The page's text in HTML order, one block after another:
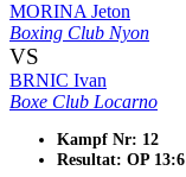
MORINA Jeton
Boxing Club Nyon
VS
BRNIC Ivan
Boxe Club Locarno
Kampf Nr: 12
Resultat: OP 13:6